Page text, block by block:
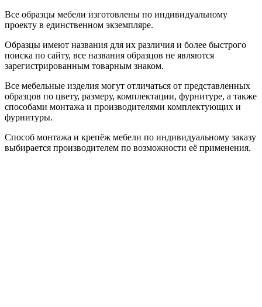
Все образцы мебели изготовлены по индивидуальному
проекту в единственном экземпляре.
Образцы имеют названия для их различия и более быстрого
поиска по сайту, все названия образцов не являются
зарегистрированным товарным знаком.
Все мебельные изделия могут отличаться от представленных
образцов по цвету, размеру, комплектации, фурнитуре, а также
способами монтажа и производителями комплектующих и
фурнитуры.
Способ монтажа и крепёж мебели по индивидуальному заказу
выбирается производителем по возможности её применения.